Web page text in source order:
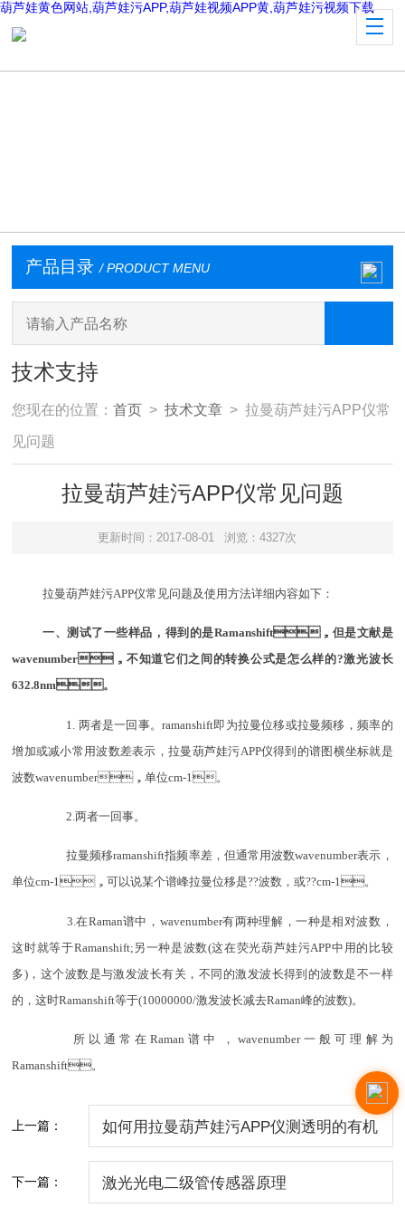
葫芦娃黄色网站,葫芦娃污APP,葫芦娃视频APP黄,葫芦娃污视频下载
产品目录 / PRODUCT MENU
技术支持
您现在的位置：首页 >技术文章 > 拉曼葫芦娃污APP仪常
见问题
拉曼葫芦娃污APP仪常见问题
更新时间：2017-08-01 浏览：4327次
拉曼葫芦娃污APP仪常见问题及使用方法详细内容如下：
一、测试了一些样品，得到的是Ramanshift，但是文献是
wavenumber，不知道它们之间的转换公式是怎么样的?激光波长
632.8nm。
1. 两者是一回事。ramanshift即为拉曼位移或拉曼频移，频率的
增加或减小常用波数差表示，拉曼葫芦娃污APP仪得到的谱图横坐标就是
波数wavenumber，单位cm-1。
2.两者一回事。
拉曼频移ramanshift指频率差，但通常用波数wavenumber表示，
单位cm-1，可以说某个谱峰拉曼位移是??波数，或??cm-1。
3.在Raman谱中，wavenumber有两种理解，一种是相对波数，
这时就等于Ramanshift;另一种是波数(这在荧光葫芦娃污APP中用的比较
多)，这个波数是与激发波长有关，不同的激发波长得到的波数是不一样
的，这时Ramanshift等于(10000000/激发波长减去Raman峰的波数)。
所以通常在Raman谱中，wavenumber一般可理解为
Ramanshift。
上一篇： 如何用拉曼葫芦娃污APP仪测透明的有机
下一篇： 激光光电二级管传感器原理